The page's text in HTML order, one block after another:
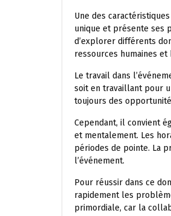
Une des
unique et présente ses
d’explorer différents
ressources humaines
Le travail dans
soit en travaillant pour
toujours des
Cependant, il convient
et mentalement. Les
périodes de pointe. La
l’événement.
Pour réussir dans ce
rapidement les
primordiale, car la